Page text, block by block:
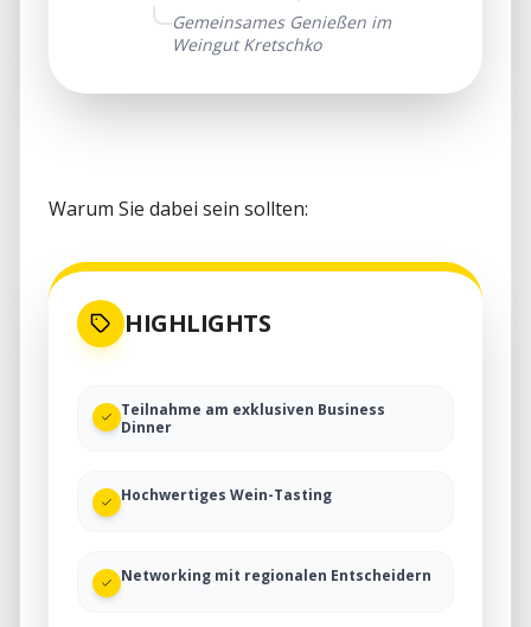
Gemeinsames Genießen im
Weingut Kretschko
HIGHLIGHTS
Teilnahme am exklusiven Business
Dinner
Hochwertiges Wein-Tasting
Networking mit regionalen Entscheidern